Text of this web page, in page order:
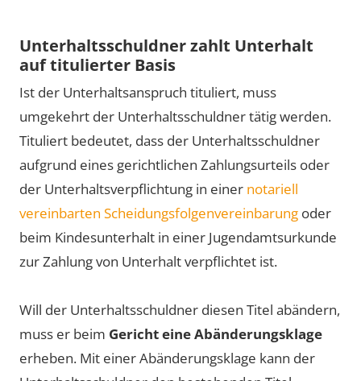
Unterhaltsschuldner zahlt Unterhalt
auf titulierter Basis
Ist der Unterhaltsanspruch tituliert, muss
umgekehrt der Unterhaltsschuldner tätig werden.
Tituliert bedeutet, dass der Unterhaltsschuldner
aufgrund eines gerichtlichen Zahlungsurteils oder
der Unterhaltsverpflichtung in einer notariell
vereinbarten Scheidungsfolgenvereinbarung oder
beim Kindesunterhalt in einer Jugendamtsurkunde
zur Zahlung von Unterhalt verpflichtet ist.
Will der Unterhaltsschuldner diesen Titel abändern,
muss er beim Gericht eine Abänderungsklage
erheben. Mit einer Abänderungsklage kann der